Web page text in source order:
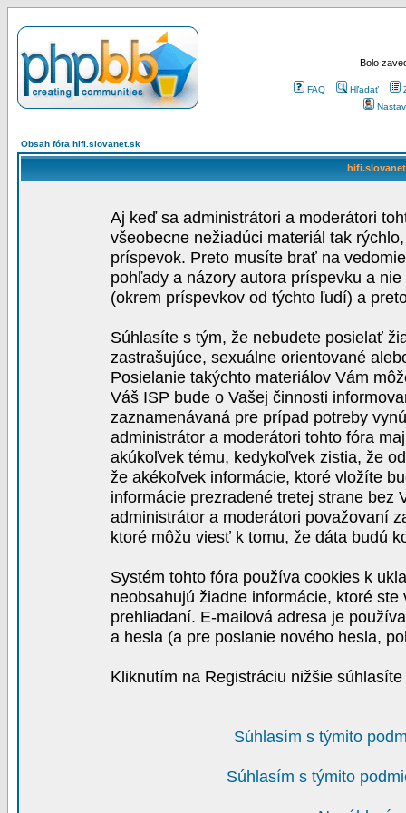
Bolo
FAQ Hľadať
Obsah fóra hifi.slovanet.sk
Aj keď sa administrátori a moderátori
všeobecne nežiadúci materiál tak
príspevok. Preto musíte brať na
pohľady a názory autora príspevku a
(okrem príspevkov od týchto ľudí) a
Súhlasíte s tým, že nebudete posielať
zastrašujúce, sexuálne orientované
Posielanie takýchto materiálov Vám
Váš ISP bude o Vašej činnosti
zaznamenávaná pre prípad potreby
administrátor a moderátori tohto fóra
akúkoľvek tému, kedykoľvek zistia, že
že akékoľvek informácie, ktoré vložíte
informácie prezradené tretej strane bez
administrátor a moderátori považovaní
ktoré môžu viesť k tomu, že dáta budú
Systém tohto fóra používa cookies k
neobsahujú žiadne informácie, ktoré
prehliadaní. E-mailová adresa je
a hesla (a pre poslanie nového hesla,
Kliknutím na Registráciu nižšie
Súhlasím s týmito
Súhlasím s týmito